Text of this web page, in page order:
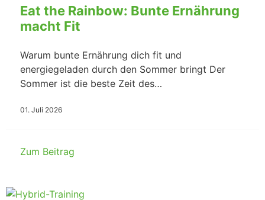
Eat the Rainbow: Bunte Ernährung
macht Fit
Warum bunte Ernährung dich fit und
energiegeladen durch den Sommer bringt Der
Sommer ist die beste Zeit des…
01. Juli 2026
Zum Beitrag